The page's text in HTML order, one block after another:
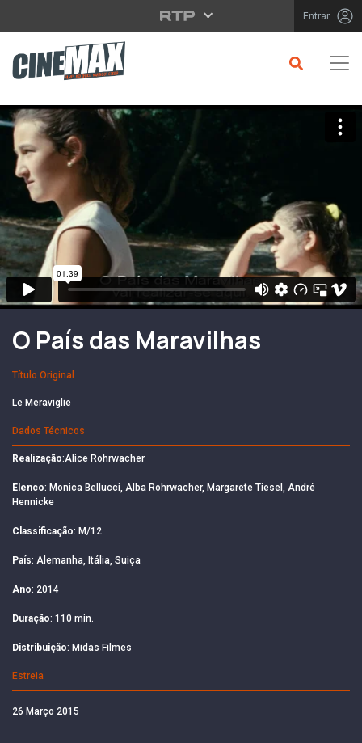
Saltar para o conteúdo principal Entrar
Filme em Cartaz
O País das Maravilhas
Título Original
Le Meraviglie
Dados Técnicos
Realização:Alice Rohrwacher
Elenco: Monica Bellucci, Alba Rohrwacher, Margarete Tiesel, André
Hennicke
Classificação: M/12
País: Alemanha, Itália, Suiça
Ano: 2014
Duração: 110 min.
Distribuição: Midas Filmes
Estreia
26 Março 2015